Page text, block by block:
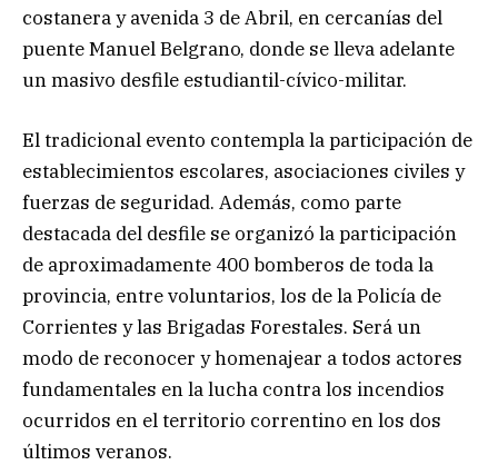
costanera y avenida 3 de Abril, en cercanías del
puente Manuel Belgrano, donde se lleva adelante
un masivo desfile estudiantil-cívico-militar.
El tradicional evento contempla la participación de
establecimientos escolares, asociaciones civiles y
fuerzas de seguridad. Además, como parte
destacada del desfile se organizó la participación
de aproximadamente 400 bomberos de toda la
provincia, entre voluntarios, los de la Policía de
Corrientes y las Brigadas Forestales. Será un
modo de reconocer y homenajear a todos actores
fundamentales en la lucha contra los incendios
ocurridos en el territorio correntino en los dos
últimos veranos.